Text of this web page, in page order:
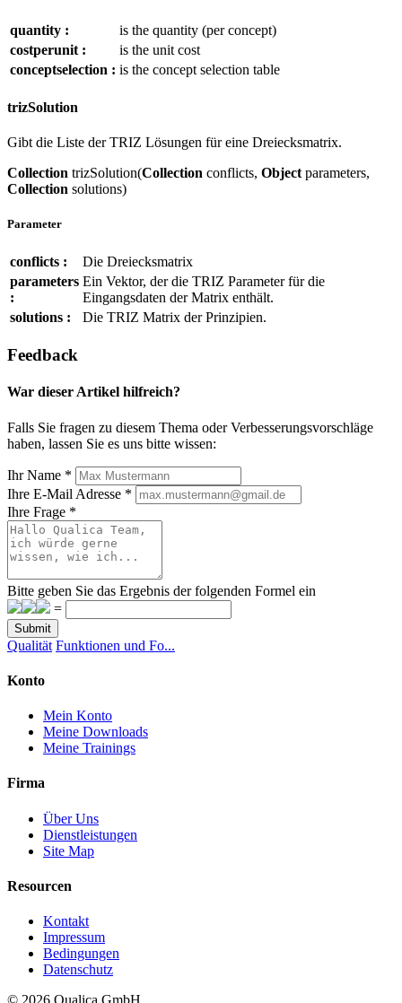
quantity :
is the quantity (per concept)
costperunit :
is the unit cost
conceptselection : is the concept selection table
trizSolution
Gibt die Liste der TRIZ Lösungen für eine Dreiecksmatrix.
Collection trizSolution(Collection conflicts, Object parameters,
Collection solutions)
Parameter
conflicts :
Die Dreiecksmatrix
parameters
:
Ein Vektor, der die TRIZ Parameter für die
Eingangsdaten der Matrix enthält.
solutions :
Die TRIZ Matrix der Prinzipien.
Feedback
War dieser Artikel hilfreich?
Falls Sie fragen zu diesem Thema oder Verbesserungsvorschläge
haben, lassen Sie es uns bitte wissen:
Ihr Name *
Ihre E-Mail Adresse *
Ihre Frage *
Bitte geben Sie das Ergebnis der folgenden Formel ein
=
Submit
Qualität Funktionen und Fo...
Konto
Mein Konto
Meine Downloads
Meine Trainings
Firma
Über Uns
Dienstleistungen
Site Map
Resourcen
Kontakt
Impressum
Bedingungen
Datenschutz